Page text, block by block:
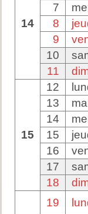
14
7
8
9
10
11
15
12
13
14
15
16
17
18
19